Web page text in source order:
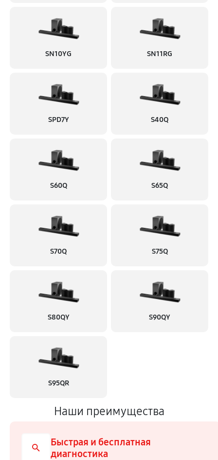
SN10YG SN11RG
SPD7Y S40Q
S60Q S65Q
S70Q S75Q
S80QY S90QY
S95QR
Наши преимущества
Быстрая и бесплатная
диагностика